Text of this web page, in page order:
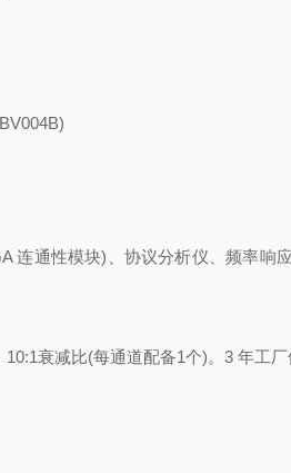
连通性模块)、协议分析仪、频率
衰减比(每通道配备1个)。3 年工